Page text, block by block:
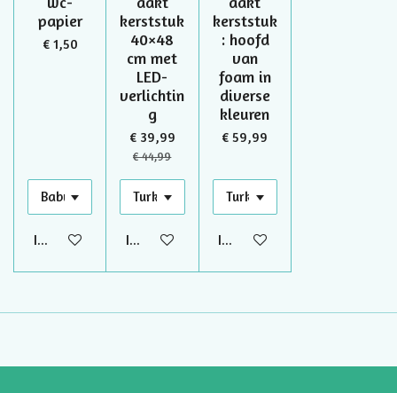
papier
€ 1,50
In winkelwagen
kerststuk
40×48
cm met
LED-
verlichtin
g
€ 39,99
€ 44,99
In winkelwagen
kerststuk
: hoofd
van
foam in
diverse
kleuren
€ 59,99
In winkelwagen